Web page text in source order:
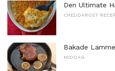
Den Ultimate
CHEDDAROST
Bakade
MIDDAG